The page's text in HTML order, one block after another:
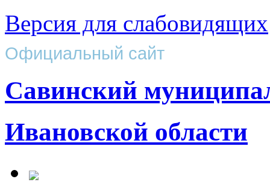
Версия для слабовидящих
Официальный сайт
Савинский
Ивановской области